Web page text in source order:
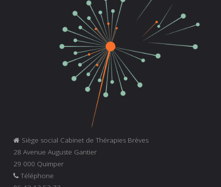
Siège social Cabinet de Thérapies Brèves
28 Avenue Auguste Gantier
29 000 Quimper
Téléphone